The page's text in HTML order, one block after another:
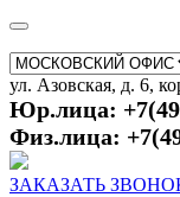
ул. Азовская, д. 6,
Юр.лица:
Физ.лица:
ЗАКАЗАТЬ